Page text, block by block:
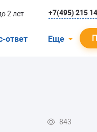
2 лет +7(495) 215
ответ Еще
Мастера
843